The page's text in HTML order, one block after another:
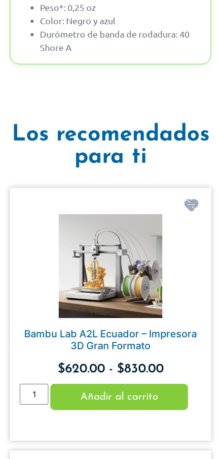
Peso*: 0,25 oz
Color: Negro y azul
Durómetro de banda de rodadura: 40
Shore A
Los recomendados
para ti
Bambu Lab A2L Ecuador – Impresora
3D Gran Formato
$620.00 - $830.00
Añadir al carrito